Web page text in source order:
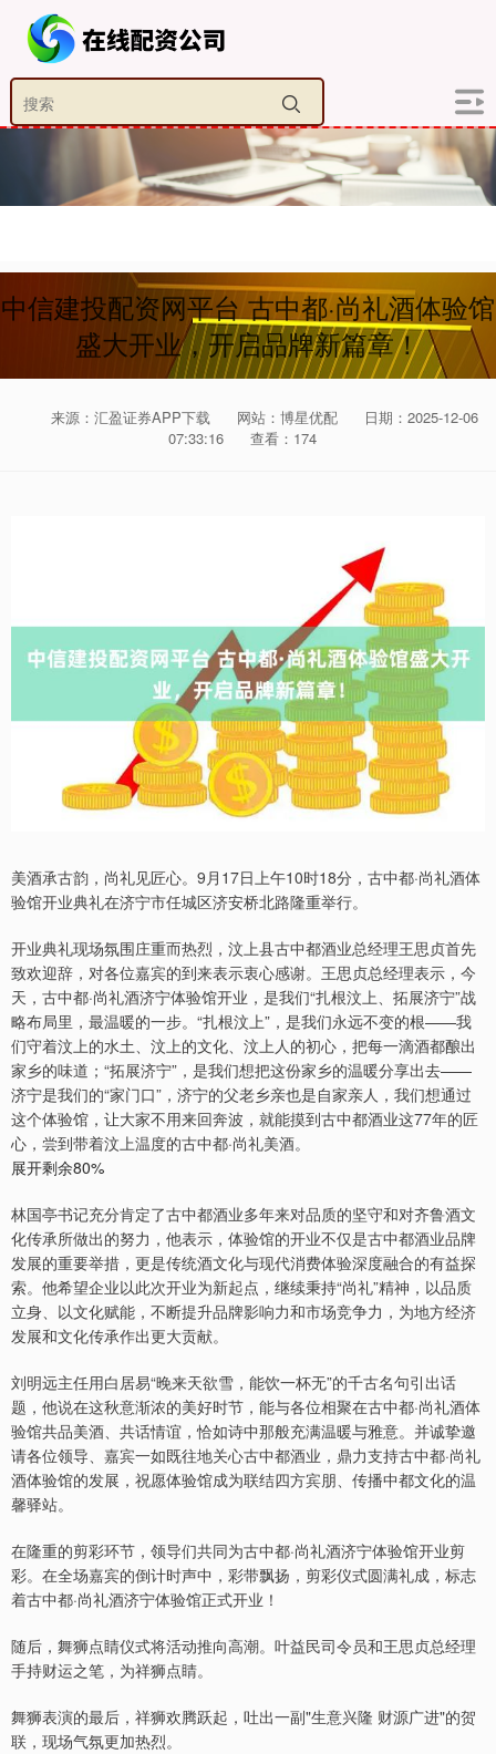
中信建投配资网平台 古中都·尚礼酒体验馆
盛大开业，开启品牌新篇章！
来源：汇盈证券APP下载 网站：博星优配
日期：2025-12-06
07:33:16
查看：174
美酒承古韵，尚礼见匠心。9月17日上午10时18分，古中都·尚礼酒体
验馆开业典礼在济宁市任城区济安桥北路隆重举行。
开业典礼现场氛围庄重而热烈，汶上县古中都酒业总经理王思贞首先
致欢迎辞，对各位嘉宾的到来表示衷心感谢。王思贞总经理表示，今
天，古中都·尚礼酒济宁体验馆开业，是我们“扎根汶上、拓展济宁”战
略布局里，最温暖的一步。“扎根汶上”，是我们永远不变的根——我
们守着汶上的水土、汶上的文化、汶上人的初心，把每一滴酒都酿出
家乡的味道；“拓展济宁”，是我们想把这份家乡的温暖分享出去——
济宁是我们的“家门口”，济宁的父老乡亲也是自家亲人，我们想通过
这个体验馆，让大家不用来回奔波，就能摸到古中都酒业这77年的匠
心，尝到带着汶上温度的古中都·尚礼美酒。
展开剩余80%
林国亭书记充分肯定了古中都酒业多年来对品质的坚守和对齐鲁酒文
化传承所做出的努力，他表示，体验馆的开业不仅是古中都酒业品牌
发展的重要举措，更是传统酒文化与现代消费体验深度融合的有益探
索。他希望企业以此次开业为新起点，继续秉持“尚礼”精神，以品质
立身、以文化赋能，不断提升品牌影响力和市场竞争力，为地方经济
发展和文化传承作出更大贡献。
刘明远主任用白居易“晚来天欲雪，能饮一杯无”的千古名句引出话
题，他说在这秋意渐浓的美好时节，能与各位相聚在古中都·尚礼酒体
验馆共品美酒、共话情谊，恰如诗中那般充满温暖与雅意。并诚挚邀
请各位领导、嘉宾一如既往地关心古中都酒业，鼎力支持古中都·尚礼
酒体验馆的发展，祝愿体验馆成为联结四方宾朋、传播中都文化的温
馨驿站。
在隆重的剪彩环节，领导们共同为古中都·尚礼酒济宁体验馆开业剪
彩。在全场嘉宾的倒计时声中，彩带飘扬，剪彩仪式圆满礼成，标志
着古中都·尚礼酒济宁体验馆正式开业！
随后，舞狮点睛仪式将活动推向高潮。叶益民司令员和王思贞总经理
手持财运之笔，为祥狮点睛。
舞狮表演的最后，祥狮欢腾跃起，吐出一副"生意兴隆 财源广进"的贺
联，现场气氛更加热烈。